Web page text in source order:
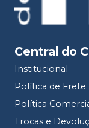
Central do
Institucional
Política de Frete
Política
Trocas e